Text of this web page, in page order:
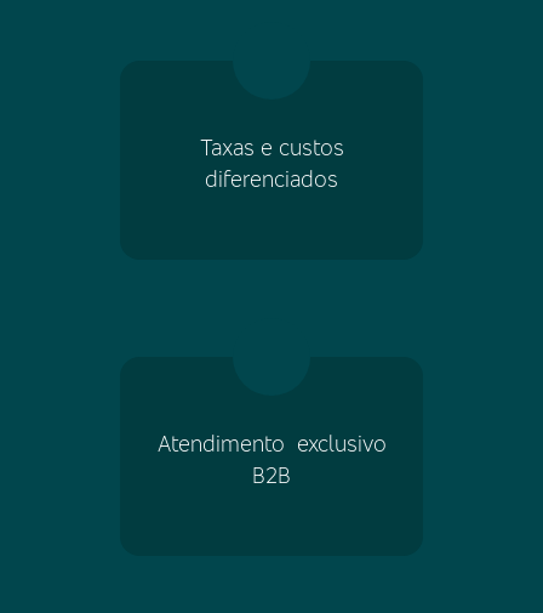
Taxas e custos
diferenciados
Atendimento exclusivo
B2B